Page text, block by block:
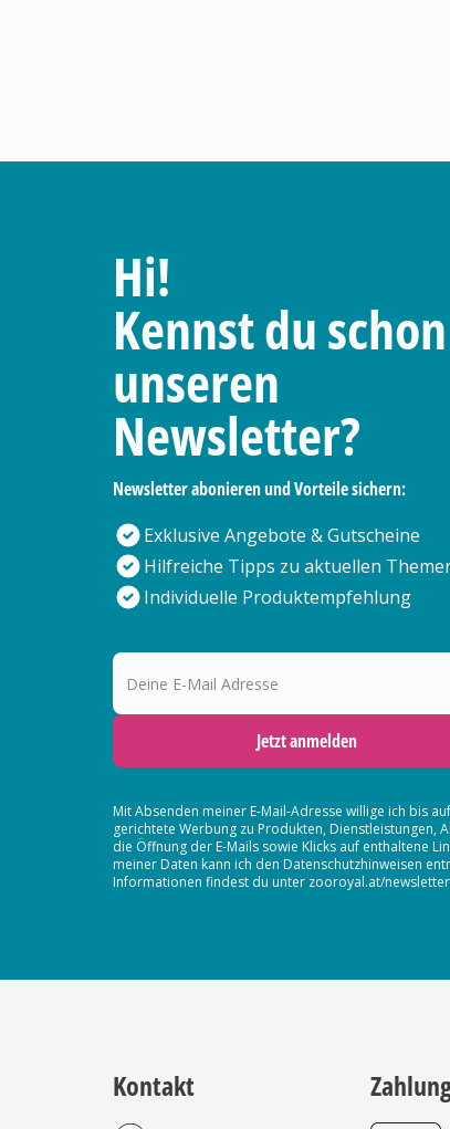
Hi!
Kennst du schon
unseren
Newsletter?
Newsletter abonieren und Vorteile sichern:
Exklusive Angebote & Gutscheine
Hilfreiche Tipps zu aktuellen
Individuelle Produktempfehlung
Deine E-Mail Adresse
Jetzt anmelden
Mit Absenden meiner E-Mail-Adresse willige ich bis
gerichtete Werbung zu Produkten,
die Öffnung der E-Mails sowie Klicks auf enthaltene
meiner Daten kann ich den Datenschutzhinweisen
Informationen findest du unter zooroyal.at/
Kontakt